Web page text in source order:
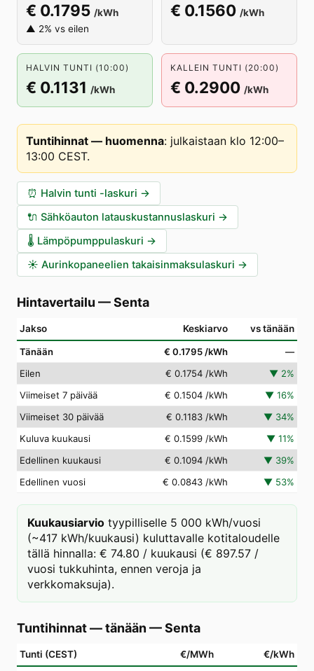
€ 0.1795 /kWh
▲ 2% vs eilen
€ 0.1560 /kWh
HALVIN TUNTI (10:00)
€ 0.1131 /kWh
KALLEIN TUNTI (20:00)
€ 0.2900 /kWh
Tuntihinnat — huomenna: julkaistaan klo 12:00–
13:00 CEST.
⏰ Halvin tunti -laskuri →
🔌 Sähköauton latauskustannuslaskuri →
🌡️ Lämpöpumppulaskuri →
☀️ Aurinkopaneelien takaisinmaksulaskuri →
Hintavertailu —Senta
Jakso Keskiarvo vs tänään
Tänään € 0.1795 /kWh
—
Eilen
€ 0.1754 /kWh ▼ 2%
Viimeiset 7 päivää
€ 0.1504 /kWh ▼ 16%
Viimeiset 30 päivää
€ 0.1183 /kWh ▼ 34%
Kuluva kuukausi
€ 0.1599 /kWh ▼ 11%
Edellinen kuukausi
€ 0.1094 /kWh ▼ 39%
Edellinen vuosi
€ 0.0843 /kWh ▼ 53%
Kuukausiarvio tyypilliselle 5 000 kWh/vuosi
(~417 kWh/kuukausi) kuluttavalle kotitaloudelle
tällä hinnalla: € 74.80 / kuukausi (€ 897.57 /
vuosi tukkuhinta, ennen veroja ja
verkkomaksuja).
Tuntihinnat — tänään —Senta
Tunti (CEST) €/MWh €/kWh